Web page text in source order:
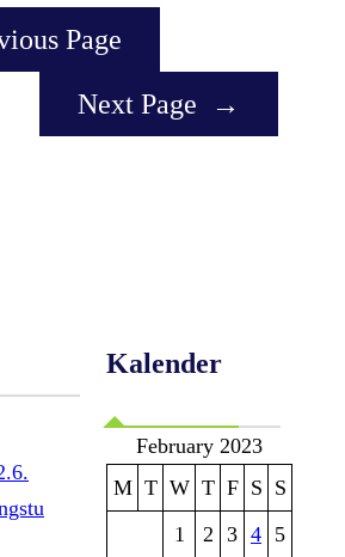
Page
Next Page →
Kalender
February 2023
M T W T F S S
1
2 3 4 5